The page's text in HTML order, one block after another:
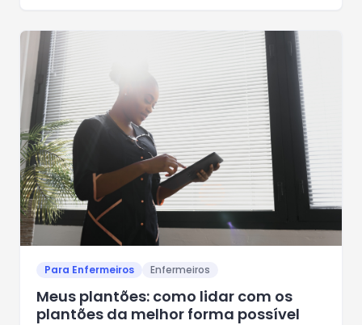
Para Enfermeiros Enfermeiros
Meus plantões: como lidar com os
plantões da melhor forma possível